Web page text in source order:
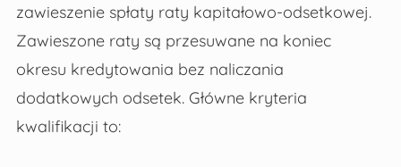
zawieszenie spłaty raty kapitałowo-odsetkowej.
Zawieszone raty są przesuwane na koniec
okresu kredytowania bez naliczania
dodatkowych odsetek. Główne kryteria
kwalifikacji to: